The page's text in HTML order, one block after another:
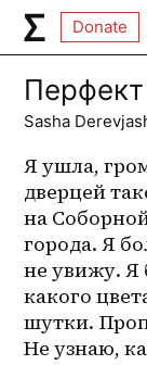
Donate
Sasha
Я ушла,
дверцей
на
города. Я
не увижу. Я
какого
шутки.
Не узнаю,